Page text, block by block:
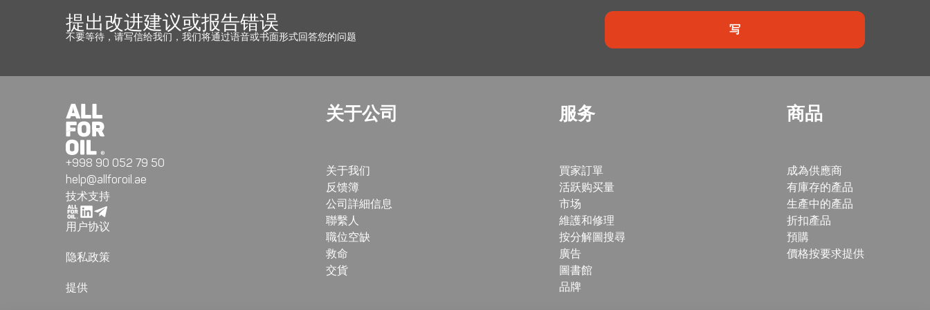
提出改进建议或报告错误
不要等待，请写信给我们，我们将通过语音或书面形式回答您的问题
写
+998 90 052 79 50
help@allforoil.ae
技术支持
用户协议
隐私政策
提供
关于公司
关于我们
反馈簿
公司詳細信息
聯繫人
職位空缺
救命
交貨
服务
買家訂單
活跃购买量
市场
維護和修理
按分解圖搜尋
廣告
圖書館
品牌
商品
成為供應商
有庫存的產品
生產中的產品
折扣產品
預購
價格按要求提供